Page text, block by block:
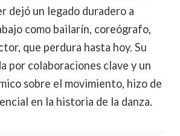
dejó un legado duradero a
como bailarín, coreógrafo,
que perdura hasta hoy. Su
por colaboraciones clave y un
sobre el movimiento, hizo de
en la historia de la danza.